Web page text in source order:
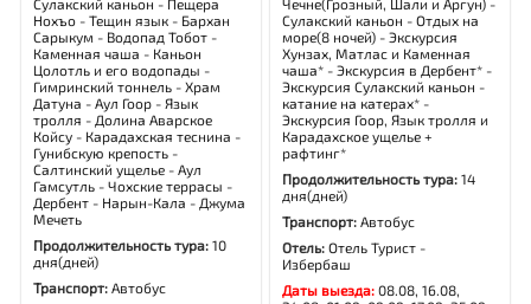
Сулакский каньон - Пещера
Нохъо - Тещин язык - Бархан
Сарыкум - Водопад Тобот -
Каменная чаша - Каньон
Цолотль и его водопады -
Гимринский тоннель - Храм
Датуна - Аул Гоор - Язык
тролля - Долина Аварское
Койсу - Карадахская теснина -
Гунибскую крепость -
Салтинский ущелье - Аул
Гамсутль - Чохские террасы -
Дербент - Нарын-Кала - Джума
Мечеть
Продолжительность тура:10
дня(дней)
Транспорт:Автобус
Чечне(Грозный, Шали и Аргун) -
Сулакский каньон - Отдых на
море(8 ночей) - Экскурсия
Хунзах, Матлас и Каменная
чаша* - Экскурсия в Дербент* -
Экскурсия Сулакский каньон -
катание на катерах* -
Экскурсия Гоор, Язык тролля и
Карадахское ущелье +
рафтинг*
Продолжительность тура:14
дня(дней)
Транспорт:Автобус
Отель:Отель Турист -
Избербаш
Даты выезда:08.08, 16.08,